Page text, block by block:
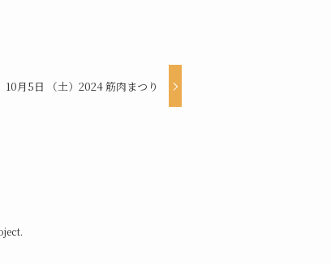
10月5日 （土）2024 筋肉まつり